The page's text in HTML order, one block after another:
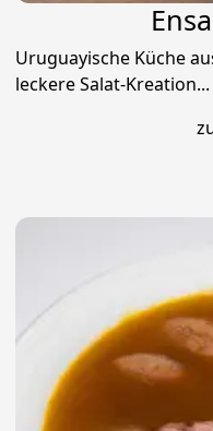
Uruguayische Küche
leckere Salat-Kreation...